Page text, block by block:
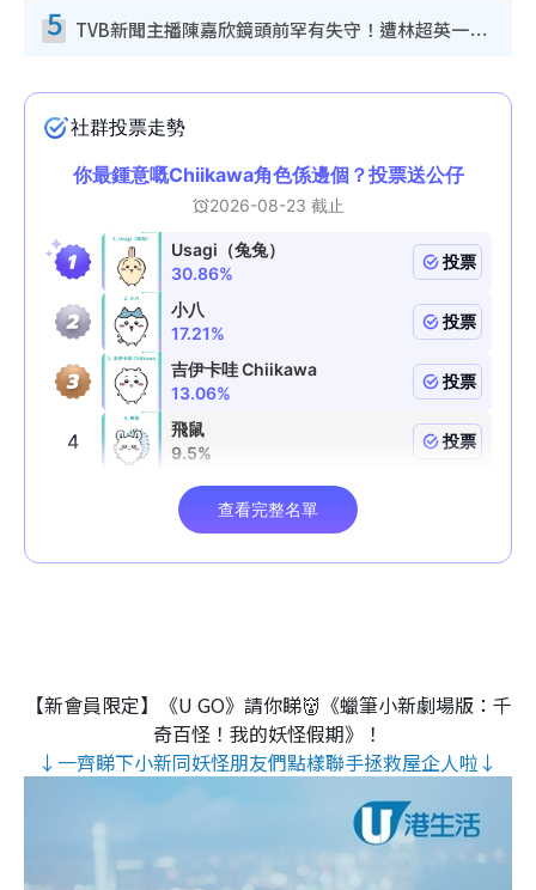
5 TVB新聞主播陳嘉欣鏡頭前罕有失守！遭林超英一句說話突襲嚇親當場大笑
【新會員限定】《U GO》請你睇👹《蠟筆小新劇場版：千
奇百怪！我的妖怪假期》！
↓一齊睇下小新同妖怪朋友們點樣聯手拯救屋企人啦↓